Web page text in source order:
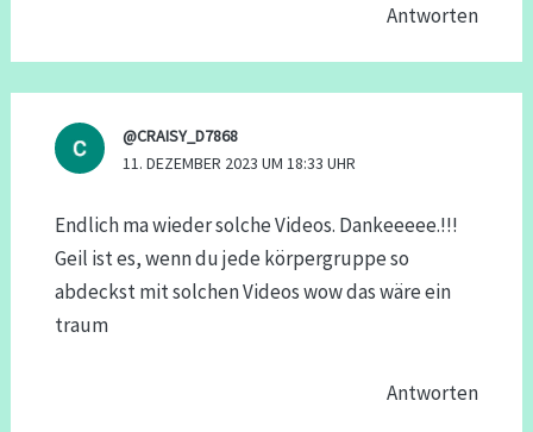
Antworten
@CRAISY_D7868
11. DEZEMBER 2023 UM 18:33 UHR
Endlich ma wieder solche Videos. Dankeeeee.!!!
Geil ist es, wenn du jede körpergruppe so
abdeckst mit solchen Videos wow das wäre ein
traum
Antworten